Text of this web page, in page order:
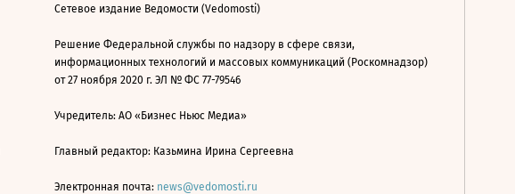
Сетевое издание Ведомости (Vedomosti)
Решение Федеральной службы по надзору в сфере связи,
информационных технологий и массовых коммуникаций (Роскомнадзор)
от 27 ноября 2020 г. ЭЛ № ФС 77-79546
Учредитель: АО «Бизнес Ньюс Медиа»
Главный редактор: Казьмина Ирина Сергеевна
Электронная почта: news@vedomosti.ru